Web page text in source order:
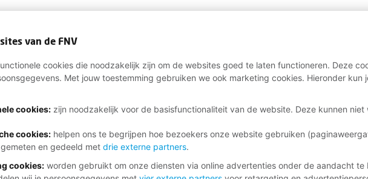
van de FNV
cookies die noodzakelijk zijn om de websites goed te laten functioneren. Deze
Met jouw toestemming gebruiken we ook marketing cookies. Hieronder
cookies:zijn noodzakelijk voor de basisfunctionaliteit van de website. Deze kunnen niet
cookies: helpen ons te begrijpen hoe bezoekers onze website gebruiken
en gedeeld met drie externe partners.
cookies: worden gebruikt om onze diensten via online advertenties onder de aandacht